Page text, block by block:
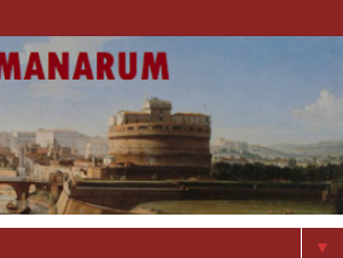
▼